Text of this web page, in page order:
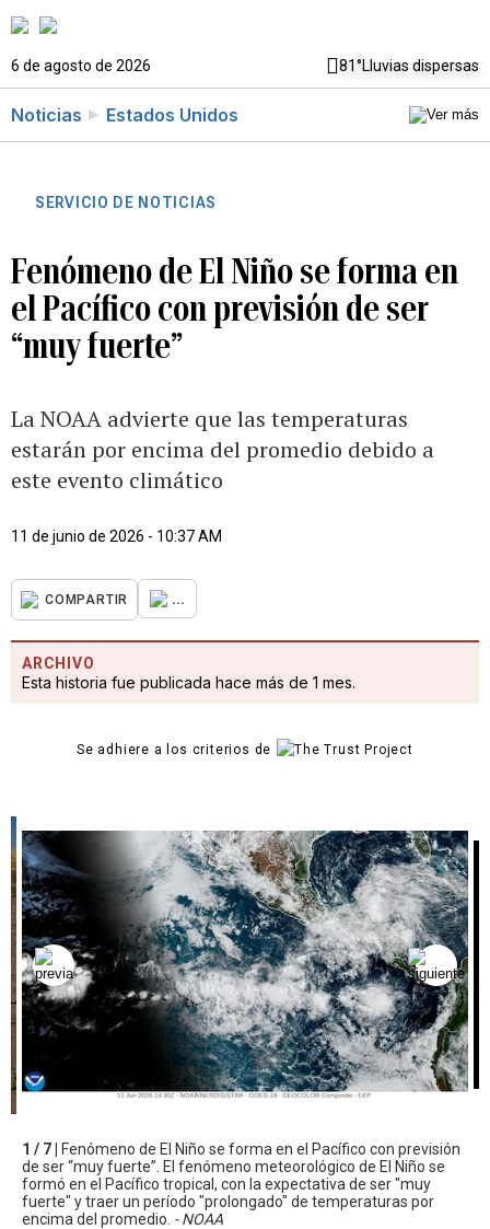
6 de agosto de 2026 81°Lluvias dispersas
Noticias Estados Unidos
SERVICIO DE NOTICIAS
Fenómeno de El Niño se forma en
el Pacífico con previsión de ser
“muy fuerte”
La NOAA advierte que las temperaturas
estarán por encima del promedio debido a
este evento climático
11 de junio de 2026 - 10:37 AM
COMPARTIR ...
ARCHIVO
Esta historia fue publicada hace más de 1 mes.
Se adhiere a los criterios de
1 / 7 |
Fenómeno de El Niño se forma en el Pacífico con previsión
de ser “muy fuerte”. El fenómeno meteorológico de El Niño se
formó en el Pacífico tropical, con la expectativa de ser "muy
fuerte" y traer un período "prolongado" de temperaturas por
encima del promedio. - NOAA